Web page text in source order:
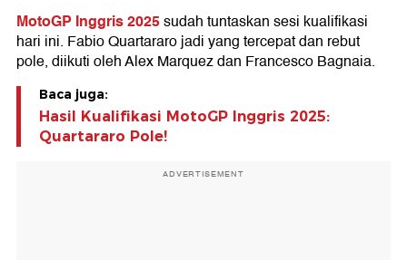
MotoGP Inggris 2025sudah tuntaskan sesi kualifikasi
hari ini. Fabio Quartararo jadi yang tercepat dan rebut
pole, diikuti oleh Alex Marquez dan Francesco Bagnaia.
Baca juga:
Hasil Kualifikasi MotoGP Inggris 2025:
Quartararo Pole!
ADVERTISEMENT